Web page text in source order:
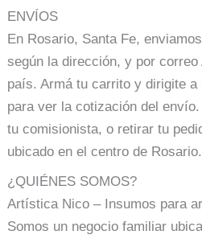
ENVÍOS
En Rosario, Santa Fe,
según la dirección, y por correo
país. Armá tu carrito y dirigite
para ver la cotización del
tu comisionista, o retirar tu
ubicado en el centro de
¿QUIÉNES SOMOS?
Artística Nico – Insumos para
Somos un negocio familiar